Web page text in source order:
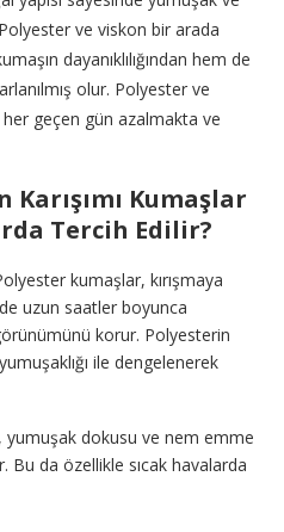
ve viskon bir arada
dayanıklılığından hem de
olur. Polyester ve
her geçen gün azalmakta ve
Kumaşlar
Tercih Edilir?
kumaşlar, kırışmaya
uzun saatler boyunca
korur. Polyesterin
ile dengelenerek
yumuşak dokusu ve nem emme
Bu da özellikle sıcak havalarda